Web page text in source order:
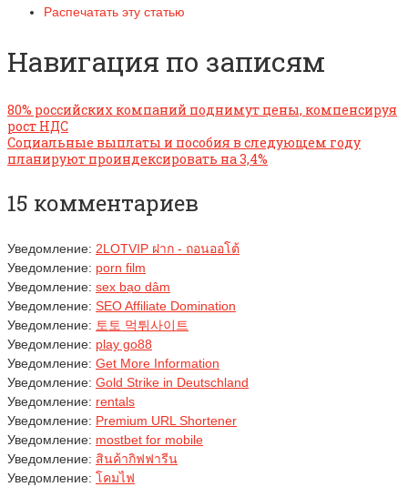
Распечатать эту статью
Навигация по записям
80% российских компаний поднимут цены, компенсируя
рост НДС
Социальные выплаты и пособия в следующем году
планируют проиндексировать на 3,4%
15 комментариев
Уведомление: 2LOTVIP ฝาก - ถอนออโต้
Уведомление: porn film
Уведомление: sex bạo dâm
Уведомление: SEO Affiliate Domination
Уведомление: 토토 먹튀사이트
Уведомление: play go88
Уведомление: Get More Information
Уведомление: Gold Strike in Deutschland
Уведомление: rentals
Уведомление: Premium URL Shortener
Уведомление: mostbet for mobile
Уведомление: สินค้ากิฟฟารีน
Уведомление: โคมไฟ